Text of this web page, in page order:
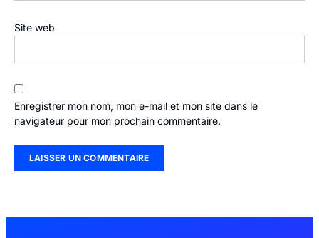
Site web
Enregistrer mon nom, mon e-mail et mon site dans le
navigateur pour mon prochain commentaire.